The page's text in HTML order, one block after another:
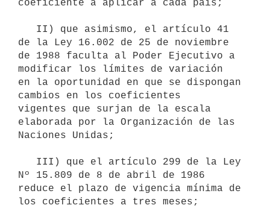
coeficiente a aplicar a cada país;
de la Ley 16.002 de 25 de noviembre
de 1988 faculta al Poder Ejecutivo a
modificar los límites de variación
en la oportunidad en que se dispongan
cambios en los coeficientes
vigentes que surjan de la escala
elaborada por la Organización de las
Naciones Unidas;
Nº 15.809 de 8 de abril de 1986
reduce el plazo de vigencia mínima de
los coeficientes a tres meses;